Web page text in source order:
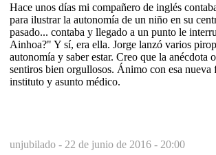
Hace unos días mi compañero de inglés
para ilustrar la autonomía de un niño en su
pasado... contaba y llegado a un punto le
Ainhoa?" Y sí, era ella. Jorge lanzó varios
autonomía y saber estar. Creo que la anécdota
sentiros bien orgullosos. Ánimo con esa nueva
instituto y asunto médico.
unjubilado - 22 de junio de 2016 - 20:00